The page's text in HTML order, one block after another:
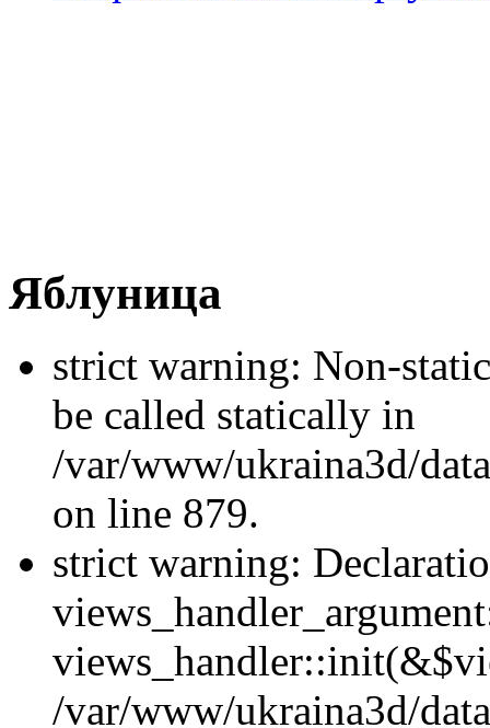
Яблуница
strict warning: Non-
be called statically in
/var/www/ukraina3d/
on line 879.
strict warning:
/var/www/ukraina3d/